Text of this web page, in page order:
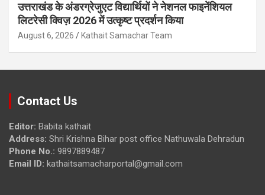
उत्तराखंड के अंडरग्रेजुएट विद्यार्थियों ने नेशनल फाइनेंशियल
लिटरेसी क्विज़ 2026 में उत्कृष्ट प्रदर्शन किया
August 6, 2026 Kathait Samachar Team
Contact Us
Editor: Babita kathait
Address: Shri Krishna Bihar post office Nathuwala Dehradun
Phone No.: 9897889487
Email ID: kathaitsamacharportal@gmail.com